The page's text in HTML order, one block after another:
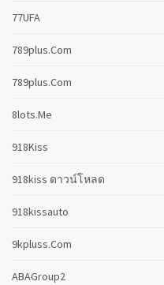
77UFA
789plus.com
789plus.com
8lots.me
918Kiss
918kiss ดาวน์โหลด
918kissauto
9kpluss.com
ABAGroup2